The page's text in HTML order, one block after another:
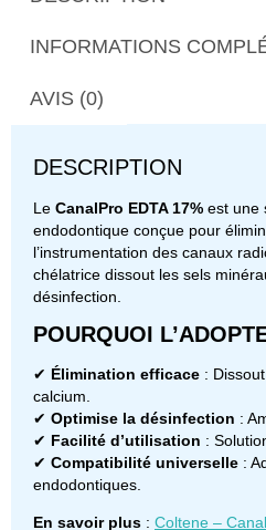
INFORMATIONS
AVIS (0)
DESCRIPTION
Le CanalPro EDTA 17% est une
endodontique conçue pour
l’instrumentation des canaux
chélatrice dissout les sels
désinfection.
POURQUOI
✔ Élimination efficace :
calcium.
✔ Optimise la désinfection :
✔ Facilité d’utilisation :
✔ Compatibilité universelle :
endodontiques.
En savoir plus : Coltene –